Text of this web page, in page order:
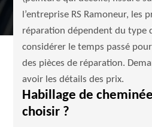
l’entreprise RS Ramoneur, les
réparation dépendent du type
considérer le temps passé
des pièces de réparation.
avoir les détails des prix.
Habillage de
choisir ?